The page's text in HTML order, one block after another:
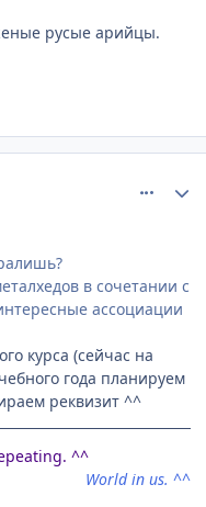
русые арийцы.
в сочетании с
ассоциации
курса (сейчас на
года планируем
реквизит ^^
^^
World in us. ^^